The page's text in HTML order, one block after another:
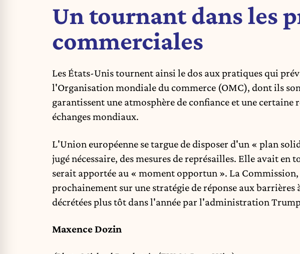
Un tournant dans les
commerciales
Les États-Unis tournent ainsi le dos aux pratiques qui
l'Organisation mondiale du commerce (OMC), dont ils
garantissent une atmosphère de confiance et une certaine
échanges mondiaux.
L'Union européenne se targue de disposer d'un « plan
jugé nécessaire, des mesures de représailles. Elle avait en
serait apportée au « moment opportun ». La
prochainement sur une stratégie de réponse aux
décrétées plus tôt dans l'année par l'administration
Maxence Dozin